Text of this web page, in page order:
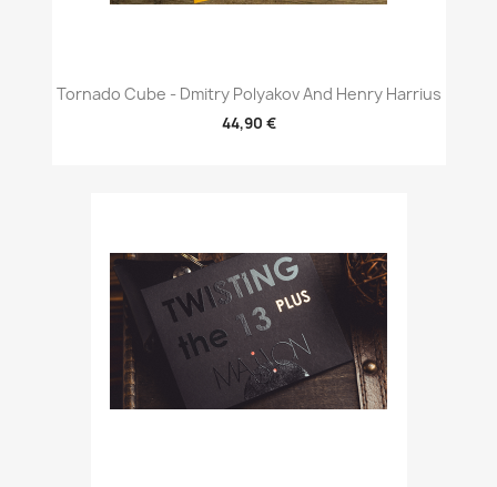
Tornado Cube - Dmitry Polyakov And Henry Harrius
44,90 €